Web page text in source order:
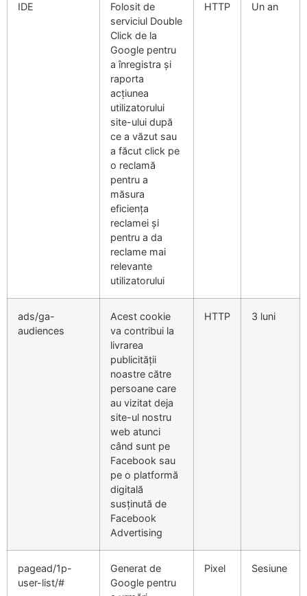
IDE
Folosit de
serviciul Double
Click de la
Google pentru
a înregistra și
raporta
acțiunea
utilizatorului
site-ului după
ce a văzut sau
a făcut click pe
o reclamă
pentru a
măsura
eficiența
reclamei și
pentru a da
reclame mai
relevante
utilizatorului
HTTP Un an
ads/ga-
audiences
Acest cookie
va contribui la
livrarea
publicității
noastre către
persoane care
au vizitat deja
site-ul nostru
web atunci
când sunt pe
Facebook sau
pe o platformă
digitală
susținută de
Facebook
Advertising
HTTP 3 luni
pagead/1p-
user-list/#
Generat de
Google pentru
Pixel Sesiune